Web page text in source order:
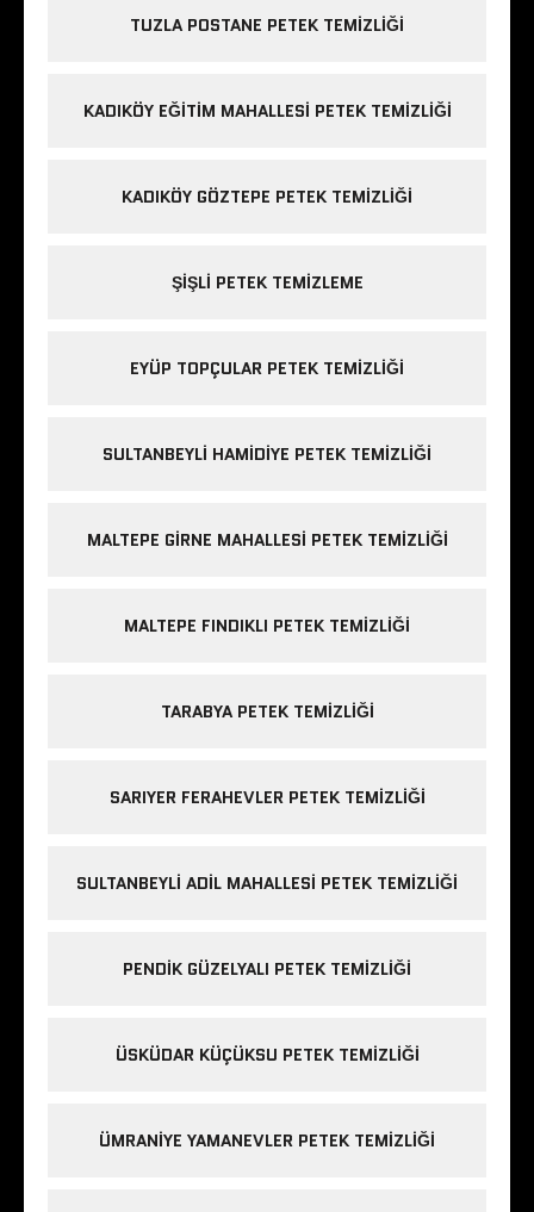
TUZLA POSTANE PETEK TEMIZLIĞI
KADIKÖY EĞITIM MAHALLESI PETEK TEMIZLIĞI
KADIKÖY GÖZTEPE PETEK TEMIZLIĞI
ŞIŞLI PETEK TEMIZLEME
EYÜP TOPÇULAR PETEK TEMIZLIĞI
SULTANBEYLI HAMIDIYE PETEK TEMIZLIĞI
MALTEPE GIRNE MAHALLESI PETEK TEMIZLIĞI
MALTEPE FINDIKLI PETEK TEMIZLIĞI
TARABYA PETEK TEMIZLIĞI
SARIYER FERAHEVLER PETEK TEMIZLIĞI
SULTANBEYLI ADIL MAHALLESI PETEK TEMIZLIĞI
PENDIK GÜZELYALI PETEK TEMIZLIĞI
ÜSKÜDAR KÜÇÜKSU PETEK TEMIZLIĞI
ÜMRANIYE YAMANEVLER PETEK TEMIZLIĞI